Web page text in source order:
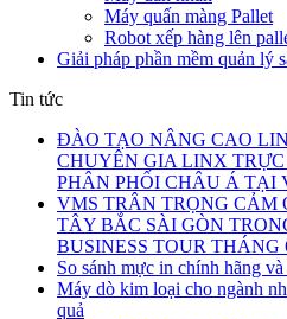
Máy quấn màng Pallet
Robot xếp hàng lên
Giải pháp phần mềm quản lý
Tin tức
ĐÀO TẠO NÂNG CAO
CHUYÊN GIA LINX
PHÂN PHỐI CHÂU Á TẠI
VMS TRÂN TRỌNG CẢM
TÂY BẮC SÀI GÒN
BUSINESS TOUR THÁNG
So sánh mực in chính hãng
Máy dò kim loại cho ngành
quả